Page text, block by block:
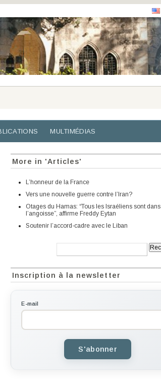
MULTIMÉDIAS
More in 'Articles'
L’honneur de la France
Vers une nouvelle guerre contre l’Iran?
Otages du Hamas: “Tous les Israéliens sont dans
l’angoisse”, affirme Freddy Eytan
Soutenir l’accord-cadre avec le Liban
Inscription à la newsletter
E-mail
S'abonner